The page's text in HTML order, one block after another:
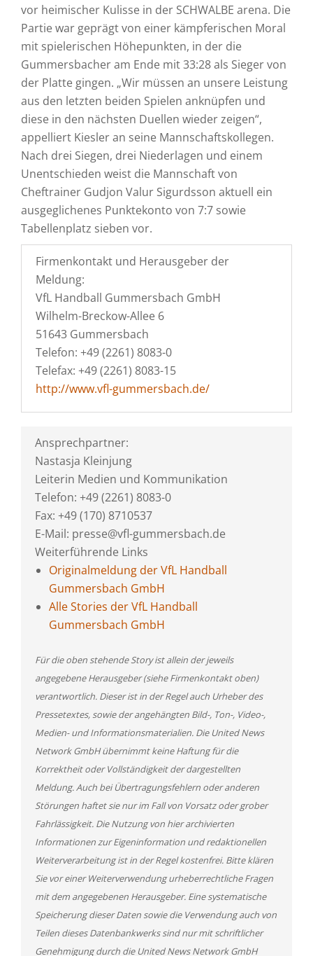
vor heimischer Kulisse in der SCHWALBE arena. Die
Partie war geprägt von einer kämpferischen Moral
mit spielerischen Höhepunkten, in der die
Gummersbacher am Ende mit 33:28 als Sieger von
der Platte gingen. „Wir müssen an unsere Leistung
aus den letzten beiden Spielen anknüpfen und
diese in den nächsten Duellen wieder zeigen“,
appelliert Kiesler an seine Mannschaftskollegen.
Nach drei Siegen, drei Niederlagen und einem
Unentschieden weist die Mannschaft von
Cheftrainer Gudjon Valur Sigurdsson aktuell ein
ausgeglichenes Punktekonto von 7:7 sowie
Tabellenplatz sieben vor.
Firmenkontakt und Herausgeber der
Meldung:
VfL Handball Gummersbach GmbH
Wilhelm-Breckow-Allee 6
51643 Gummersbach
Telefon: +49 (2261) 8083-0
Telefax: +49 (2261) 8083-15
http://www.vfl-gummersbach.de/
Ansprechpartner:
Nastasja Kleinjung
Leiterin Medien und Kommunikation
Telefon: +49 (2261) 8083-0
Fax: +49 (170) 8710537
E-Mail: presse@vfl-gummersbach.de
Weiterführende Links
Originalmeldung der VfL Handball
Gummersbach GmbH
Alle Stories der VfL Handball
Gummersbach GmbH
Für die oben stehende Story ist allein der jeweils
angegebene Herausgeber (siehe Firmenkontakt oben)
verantwortlich. Dieser ist in der Regel auch Urheber des
Pressetextes, sowie der angehängten Bild-, Ton-, Video-,
Medien- und Informationsmaterialien. Die United News
Network GmbH übernimmt keine Haftung für die
Korrektheit oder Vollständigkeit der dargestellten
Meldung. Auch bei Übertragungsfehlern oder anderen
Störungen haftet sie nur im Fall von Vorsatz oder grober
Fahrlässigkeit. Die Nutzung von hier archivierten
Informationen zur Eigeninformation und redaktionellen
Weiterverarbeitung ist in der Regel kostenfrei. Bitte klären
Sie vor einer Weiterverwendung urheberrechtliche Fragen
mit dem angegebenen Herausgeber. Eine systematische
Speicherung dieser Daten sowie die Verwendung auch von
Teilen dieses Datenbankwerks sind nur mit schriftlicher
Genehmigung durch die United News Network GmbH